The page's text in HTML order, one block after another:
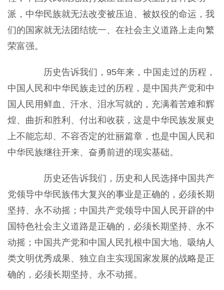
派，中华民族就无法改变被压迫、被奴役的命运，我
们的国家就无法团结统一、在社会主义道路上走向繁
荣富强。
历史告诉我们，95年来，中国走过的历程，
中国人民和中华民族走过的历程，是中国共产党和中
国人民用鲜血、汗水、泪水写就的，充满着苦难和辉
煌、曲折和胜利、付出和收获，这是中华民族发展史
上不能忘却、不容否定的壮丽篇章，也是中国人民和
中华民族继往开来、奋勇前进的现实基础。
历史还告诉我们，历史和人民选择中国共产
党领导中华民族伟大复兴的事业是正确的，必须长期
坚持、永不动摇；中国共产党领导中国人民开辟的中
国特色社会主义道路是正确的，必须长期坚持、永不
动摇；中国共产党和中国人民扎根中国大地、吸纳人
类文明优秀成果、独立自主实现国家发展的战略是正
确的，必须长期坚持、永不动摇。